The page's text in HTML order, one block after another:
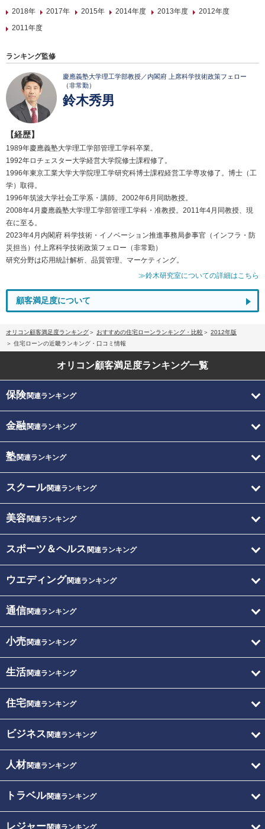
2018年
2017年 2015年 2014年度 2013年度
2012年度
2011年度
ランキング監修
慶應義塾大学理工学部教授／内閣府 上席科学技術政策フェロー
（非常勤）
鈴木秀男
【経歴】
1989年慶應義塾大学理工学部管理工学科卒業。
1992年ロチェスター大学経営大学院修士課程修了。
1996年東京工業大学大学院理工学研究科博士課程経営工学専攻修了。博士（工
学）取得。
1996年筑波大学社会工学系・講師。2002年6月同助教授。
2008年4月慶應義塾大学理工学部管理工学科・准教授。2011年4月同教授、現
在に至る。
2023年4月内閣府 科学技術・イノベーション推進事務局参事官（インフラ・防
災担当）付上席科学技術政策フェロー（非常勤）
研究分野は応用統計解析、品質管理、マーケティング。
≫鈴木研究室についての詳細はこちら
顧客満足度について
オリコン顧客満足度ランキング おすすめの住宅ローンランキング・比較
2012年版
住宅ローンの近畿ランキング・口コミ情報
オリコン顧客満足度ランキング一覧
保険関連ランキング
金融関連ランキング
塾関連ランキング
スクール関連ランキング
美容関連ランキング
スポーツ＆ヘルス 関連ランキング
ウエディング関連ランキング
通信関連ランキング
小売関連ランキング
生活関連ランキング
住宅関連ランキング
ビジネス 関連ランキング
人材関連ランキング
トラベル関連ランキング
レジャー